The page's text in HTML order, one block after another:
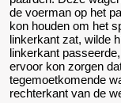
de voerman op het
kon houden om het
linkerkant zat, wilde
linkerkant
ervoor kon zorgen
tegemoetkomende
rechterkant van de